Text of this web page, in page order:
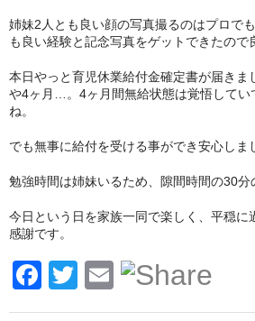
お問い合わせ
姉妹2人とも良い顔の写真撮るのはプロで
も良い経験と記念写真をゲットできたので
本日やっと育児休業給付金確定書が届きま
や4ヶ月…。4ヶ月間無給状態は覚悟してい
ね。
でも無事に給付を受ける事ができ安心しま
勉強時間は姉妹いるため、隙間時間の30分
今日という日を家族一同で楽しく、平穏に
感謝です。
F
a
T
wi
E
m